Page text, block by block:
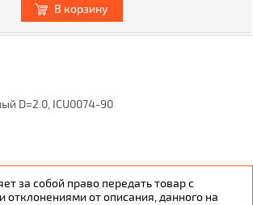
В корзину
D=2.0, ICU0074-90
за собой право передать товар с
отклонениями от описания, данного на